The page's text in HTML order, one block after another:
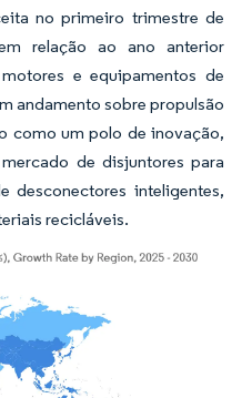
no primeiro trimestre de
relação ao ano anterior
e equipamentos de
andamento sobre propulsão
como um polo de inovação,
de disjuntores para
desconectores inteligentes,
recicláveis.